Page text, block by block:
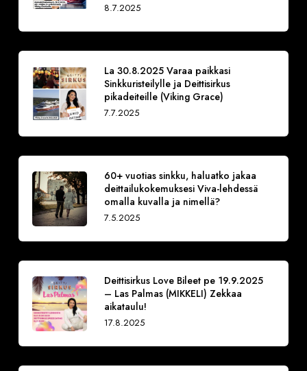
8.7.2025
La 30.8.2025 Varaa paikkasi
Sinkkuristeilylle ja Deittisirkus
pikadeiteille (Viking Grace)
7.7.2025
60+ vuotias sinkku, haluatko jakaa
deittailukokemuksesi Viva-lehdessä
omalla kuvalla ja nimellä?
7.5.2025
Deittisirkus Love Bileet pe 19.9.2025
– Las Palmas (MIKKELI) Zekkaa
aikataulu!
17.8.2025